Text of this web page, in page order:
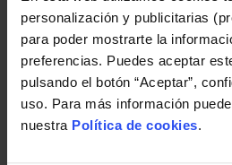
personalización y publicitarias
para poder mostrarte la
preferencias. Puedes aceptar
pulsando el botón “Aceptar”,
uso. Para más información
nuestra Política de cookies